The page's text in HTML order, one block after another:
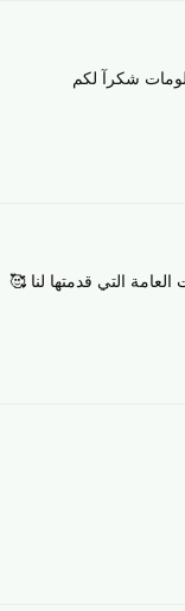
شكرآ لكم
التي قدمتها لنا 🥰